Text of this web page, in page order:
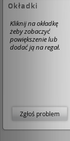
Okładki
Kliknij na okładkę
żeby zobaczyć
powiększenie lub
dodać ją na regał.
Zgłoś problem